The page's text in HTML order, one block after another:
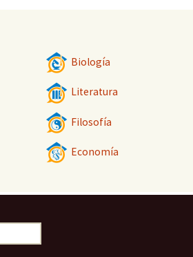
Biología
Literatura
Filosofía
Economía